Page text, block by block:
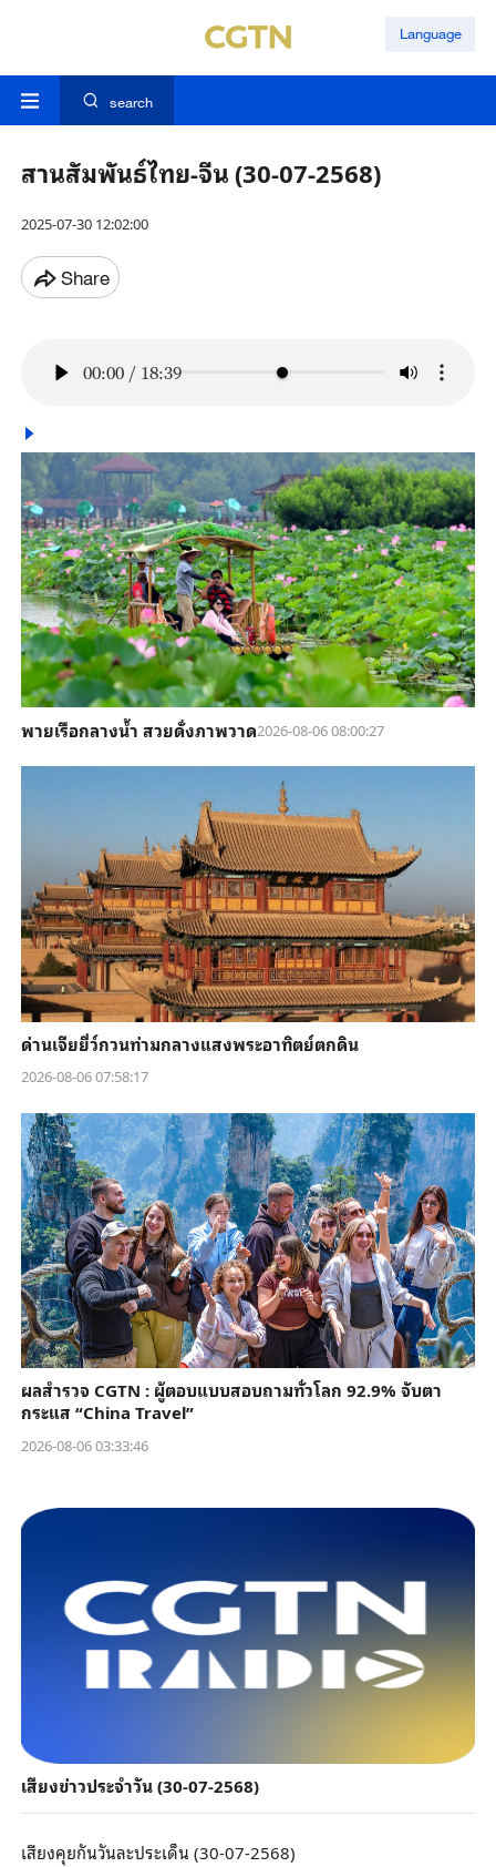
Language
search
สานสัมพันธ์ไทย-จีน (30-07-2568)
2025-07-30 12:02:00
Share
00:00 / 18:39
พายเรือกลางน้ำ สวยดั่งภาพวาด2026-08-06 08:00:27
ด่านเจียยี่ว์กวนท่ามกลางแสงพระอาทิตย์ตกดิน
2026-08-06 07:58:17
ผลสำรวจ CGTN : ผู้ตอบแบบสอบถามทั่วโลก 92.9% จับตา
กระแส “China Travel”
2026-08-06 03:33:46
เสียงข่าวประจำวัน (30-07-2568)
เสียงคุยกันวันละประเด็น (30-07-2568)